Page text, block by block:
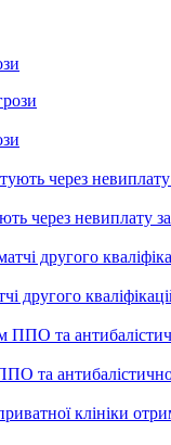
через невиплату
другого
та